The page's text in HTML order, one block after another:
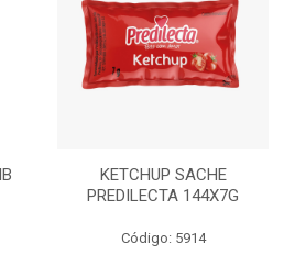
KETCHUP SACHE
PREDILECTA 144X7G
Código: 5914